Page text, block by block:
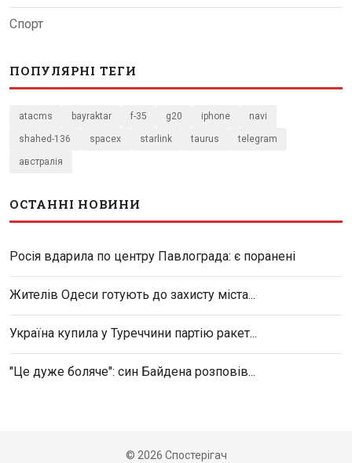
Спорт
ПОПУЛЯРНІ ТЕГИ
atacms bayraktar f-35 g20 iphone navi
shahed-136 spacex starlink taurus telegram
австралія
ОСТАННІ НОВИНИ
Росія вдарила по центру Павлограда: є поранені
Жителів Одеси готують до захисту міста...
Україна купила у Туреччини партію ракет...
"Це дуже боляче": син Байдена розповів...
© 2026 Спостерігач